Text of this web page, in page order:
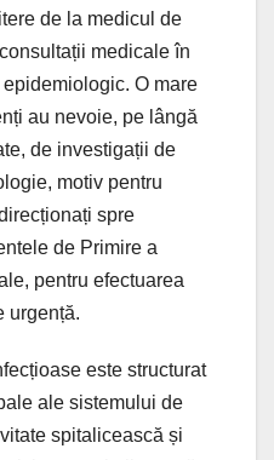
de la medicul de
medicale în
O mare
au nevoie, pe lângă
de investigații de
motiv pentru
spre
de Primire a
pentru efectuarea
urgență.
este structurat
ale sistemului de
spitalicească și